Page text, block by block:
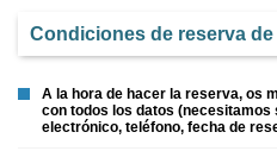
Condiciones de reserva
A la hora de hacer la reserva, os
con todos los datos
electrónico, teléfono, fecha de